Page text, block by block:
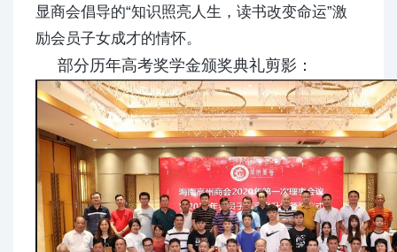
显商会倡导的“知识照亮人生，读书改变命运”激
励会员子女成才的情怀。
部分历年高考奖学金颁奖典礼剪影：